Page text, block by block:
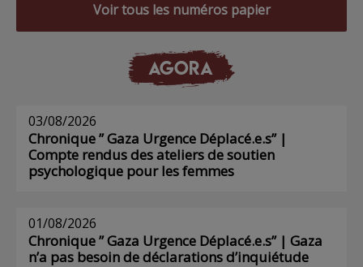
Voir tous les numéros papier
AGORA
03/08/2026
Chronique ” Gaza Urgence Déplacé.e.s” |
Compte rendus des ateliers de soutien
psychologique pour les femmes
01/08/2026
Chronique ” Gaza Urgence Déplacé.e.s” | Gaza
n’a pas besoin de déclarations d’inquiétude